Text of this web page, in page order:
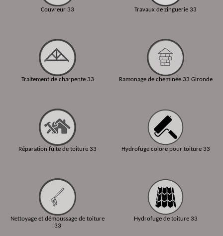
Couvreur 33
Traitement de charpente 33
Réparation fuite de toiture 33
Nettoyage et démoussage de toiture
33
Travaux de zinguerie 33
Ramonage de cheminée 33 Gironde
Hydrofuge colore pour toiture 33
Hydrofuge de toiture 33